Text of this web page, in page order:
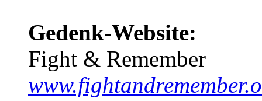
Gedenk-Website:
Fight & Remember